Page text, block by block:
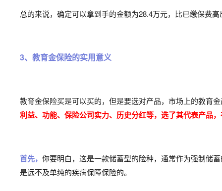
总的来说， 确定可以拿到手的金额为28.4万元，比已缴保费高
3、教育金保险的实用意义
教育金保险买是可以买的，但是要选对产品，市场上的教育
利益、功能、保险公司实力、历史分红等，选了其代表产品
首先， 你要明白，这是一款储蓄型的险种，通常作为强制储
是远不及单纯的疾病保障保险的。